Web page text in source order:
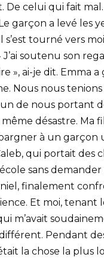
celui qui fait mal.
garçon a levé les
tourné vers
soutenu son
», ai-je dit. Emma a
Nous nous
de nous portant
désastre. Ma
à un garçon
qui portait des
sans demander
finalement
Et moi, tenant
m’avait
Pendant des
la chose la plus